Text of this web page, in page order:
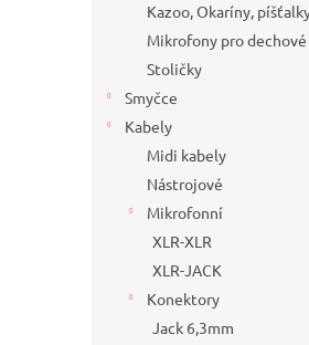
Kazoo, Okaríny,
Mikrofony pro
Stoličky
Smyčce
Kabely
Midi kabely
Nástrojové
Mikrofonní
XLR-XLR
XLR-JACK
Konektory
Jack 6,3mm